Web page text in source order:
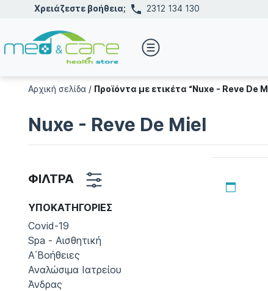
Χρειάζεστε βοήθεια; 2312 134 130
Αρχική σελίδα/ Προϊόντα με ετικέτα “Nuxe - Reve De
Nuxe - Reve De Miel
ΦΙΛΤΡΑ
ΥΠΟΚΑΤΗΓΟΡΊΕΣ
Covid-19
Spa - Αισθητική
Α΄Βοήθειες
Αναλώσιμα Ιατρείου
Άνδρας